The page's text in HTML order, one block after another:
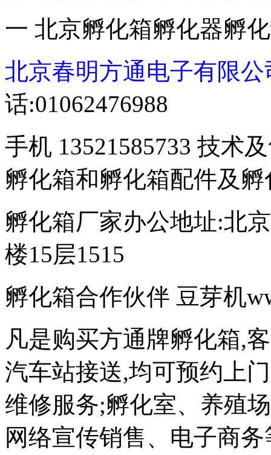
一 北京孵化箱孵化器孵
北京春明方通电子有限公
话:01062476988
手机 13521585733 技术
孵化箱和孵化箱配件及
孵化箱厂家办公地址:北
楼15层1515
孵化箱合作伙伴 豆芽机
凡是购买方通牌孵化箱,
汽车站接送,均可预约上
维修服务;孵化室、养殖
网络宣传销售、电子商务